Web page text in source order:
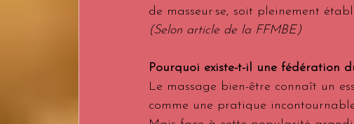
de masseur·se, soit pleinement
(Selon article de la FFMBE)
Pourquoi existe-t-il une fédération
Le massage bien-être connaît un
comme une pratique